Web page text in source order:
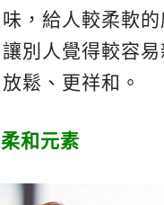
，給人較柔軟
別人覺得較容
鬆、更祥和。
和元素